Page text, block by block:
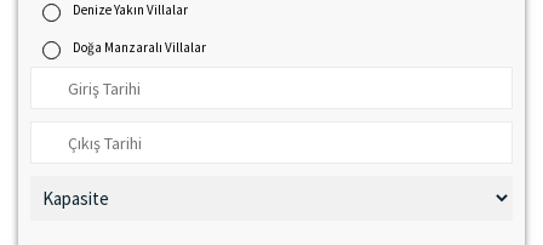
Denize Yakın Villalar
Doğa Manzaralı Villalar